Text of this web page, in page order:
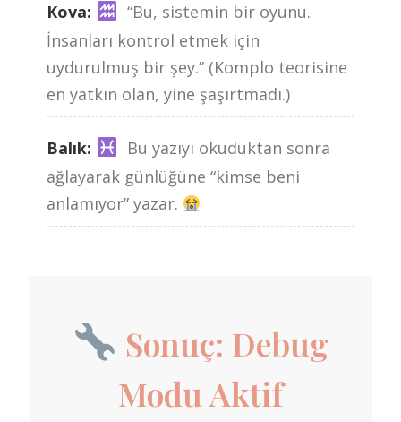
Kova:
“Bu, sistemin bir oyunu.
İnsanları kontrol etmek için
uydurulmuş bir şey.” (Komplo teorisine
en yatkın olan, yine şaşırtmadı.)
Balık:
Bu yazıyı okuduktan sonra
ağlayarak günlüğüne “kimse beni
anlamıyor” yazar.
Sonuç: Debug
Modu Aktif